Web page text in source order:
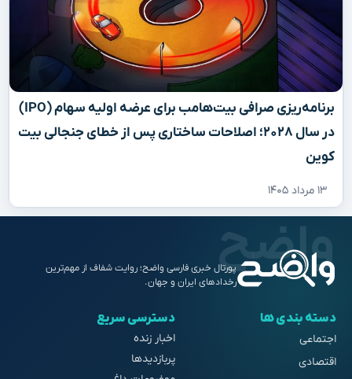
برنامه‌ریزی صرافی بیت‌هامب برای عرضه اولیه سهام (IPO)
در سال ۲۰۲۸؛ اصلاحات ساختاری پس از خطای جنجالی بیت
کوین
۱۳ مرداد ۱۴۰۵
پورتال خبری فارسی واضح؛ روایت شفاف از مهم‌ترین
رخدادهای ایران و جهان.
دسته بندی ها
اجتماعی
اقتصادی
دسترسی سریع
اخبار زنده
پربازدیدها